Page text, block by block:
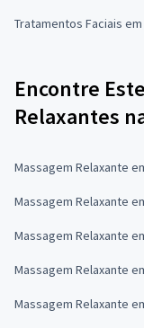
Tratamentos Faciais em
Encontre
Relaxantes
Massagem Relaxante
Massagem Relaxante
Massagem Relaxante
Massagem Relaxante
Massagem Relaxante